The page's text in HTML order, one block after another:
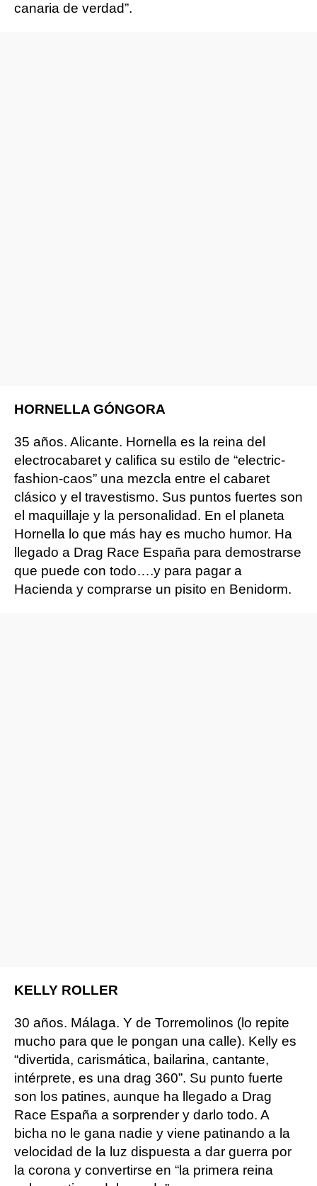
canaria de verdad”.
HORNELLA GÓNGORA
35 años. Alicante. Hornella es la reina del
electrocabaret y califica su estilo de “electric-
fashion-caos” una mezcla entre el cabaret
clásico y el travestismo. Sus puntos fuertes son
el maquillaje y la personalidad. En el planeta
Hornella lo que más hay es mucho humor. Ha
llegado a Drag Race España para demostrarse
que puede con todo….y para pagar a
Hacienda y comprarse un pisito en Benidorm.
KELLY ROLLER
30 años. Málaga. Y de Torremolinos (lo repite
mucho para que le pongan una calle). Kelly es
“divertida, carismática, bailarina, cantante,
intérprete, es una drag 360”. Su punto fuerte
son los patines, aunque ha llegado a Drag
Race España a sorprender y darlo todo. A
bicha no le gana nadie y viene patinando a la
velocidad de la luz dispuesta a dar guerra por
la corona y convertirse en “la primera reina